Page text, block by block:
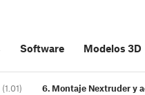
Software Modelos 3D
6. Montaje Nextruder y